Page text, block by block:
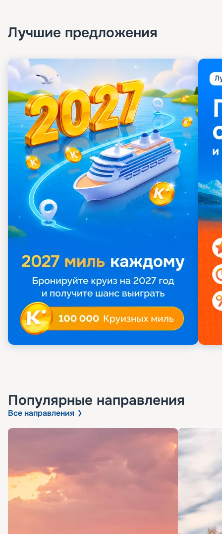
Лучшие предложения
Популярные направления
Все направления